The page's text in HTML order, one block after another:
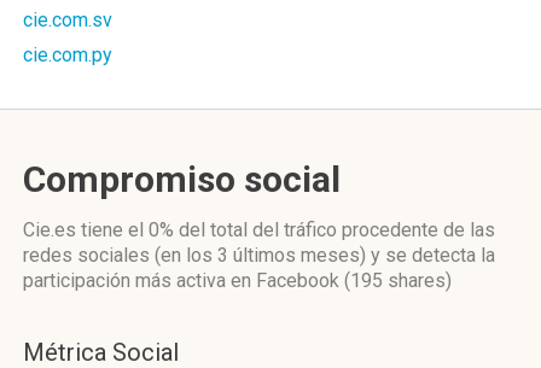
cie.com.sv
cie.com.py
Compromiso social
Cie.es tiene el 0% del total del tráfico procedente de las
redes sociales (en los 3 últimos meses) y se detecta la
participación más activa en Facebook (195 shares)
Métrica Social